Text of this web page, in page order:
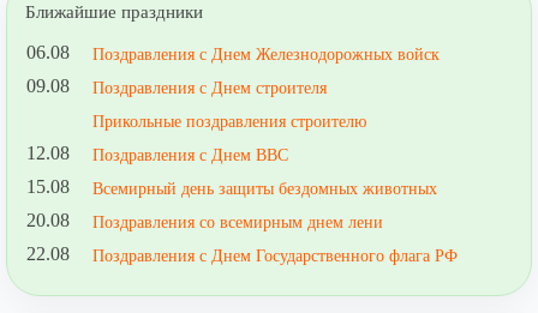
Ближайшие праздники
06.08 Поздравления с Днем Железнодорожных войск
09.08
Поздравления с Днем строителя
Прикольные поздравления строителю
12.08 Поздравления с Днем ВВС
15.08 Всемирный день защиты бездомных животных
20.08 Поздравления со всемирным днем лени
22.08 Поздравления с Днем Государственного флага РФ